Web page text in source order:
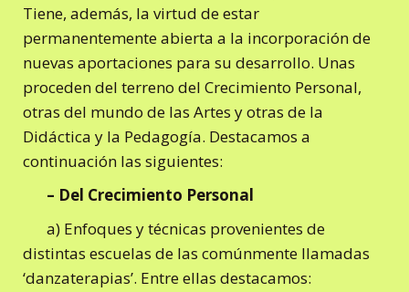
Tiene, además, la virtud de estar
permanentemente abierta a la incorporación de
nuevas aportaciones para su desarrollo. Unas
proceden del terreno del Crecimiento Personal,
otras del mundo de las Artes y otras de la
Didáctica y la Pedagogía. Destacamos a
continuación las siguientes:
– Del Crecimiento Personal
a) Enfoques y técnicas provenientes de
distintas escuelas de las comúnmente llamadas
‘danzaterapias’. Entre ellas destacamos: